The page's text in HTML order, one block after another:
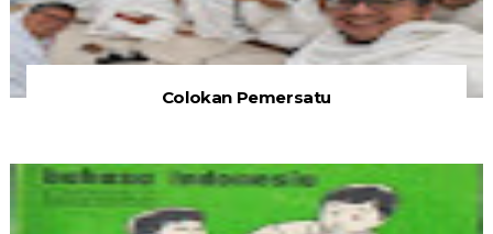
Colokan Pemersatu